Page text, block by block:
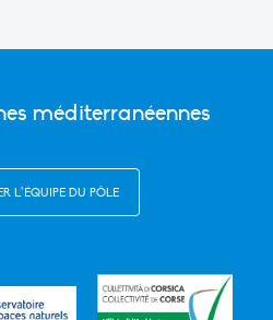
méditerranéennes
L’ÉQUIPE DU PÔLE